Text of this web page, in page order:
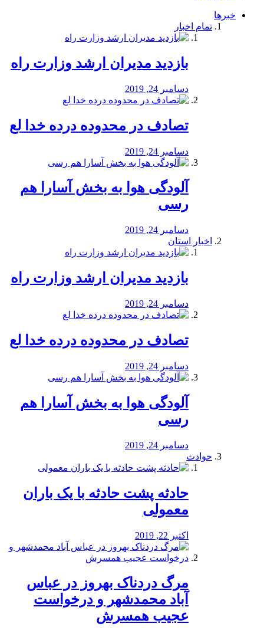
خبرها
تمام اخبار
بازدید مدیران ارشد وزارت راه
دسامبر 24, 2019
تصادف در محدوده درده خدا لع
دسامبر 24, 2019
آلودگی هوا به بخش آسارا هم
رسی
دسامبر 24, 2019
اخبار استان
بازدید مدیران ارشد وزارت راه
دسامبر 24, 2019
تصادف در محدوده درده خدا لع
دسامبر 24, 2019
آلودگی هوا به بخش آسارا هم
رسی
دسامبر 24, 2019
حوادث
️حادثه پشت حادثه با یک باران
معمولی
اکتبر 22, 2019
مرگ دردناک بهروز در عباس
آباد محمدشهر و درخواست
عجیب همسرش